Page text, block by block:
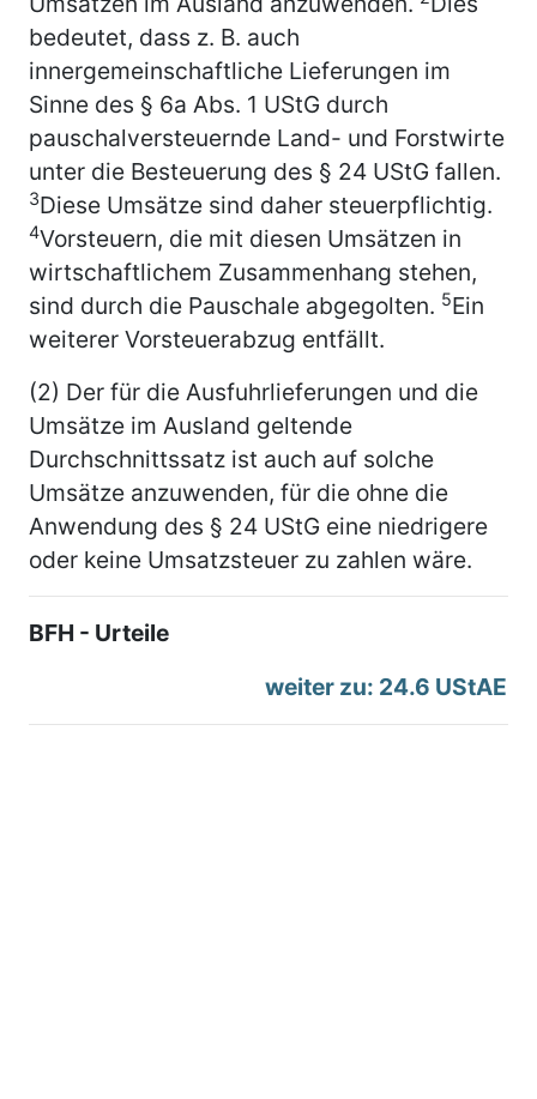
bedeutet, dass z. B. auch
innergemeinschaftliche Lieferungen im
Sinne des § 6a Abs. 1 UStG durch
pauschalversteuernde Land- und Forstwirte
unter die Besteuerung des § 24 UStG fallen.
3Diese Umsätze sind daher steuerpflichtig.
4Vorsteuern, die mit diesen Umsätzen in
wirtschaftlichem Zusammenhang stehen,
sind durch die Pauschale abgegolten. 5Ein
weiterer Vorsteuerabzug entfällt.
(2) Der für die Ausfuhrlieferungen und die
Umsätze im Ausland geltende
Durchschnittssatz ist auch auf solche
Umsätze anzuwenden, für die ohne die
Anwendung des § 24 UStG eine niedrigere
oder keine Umsatzsteuer zu zahlen wäre.
BFH - Urteile
weiter zu: 24.6 UStAE